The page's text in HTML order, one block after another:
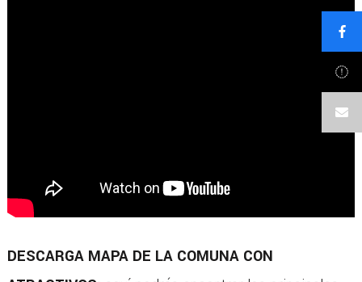
DESCARGA MAPA DE LA COMUNA CON